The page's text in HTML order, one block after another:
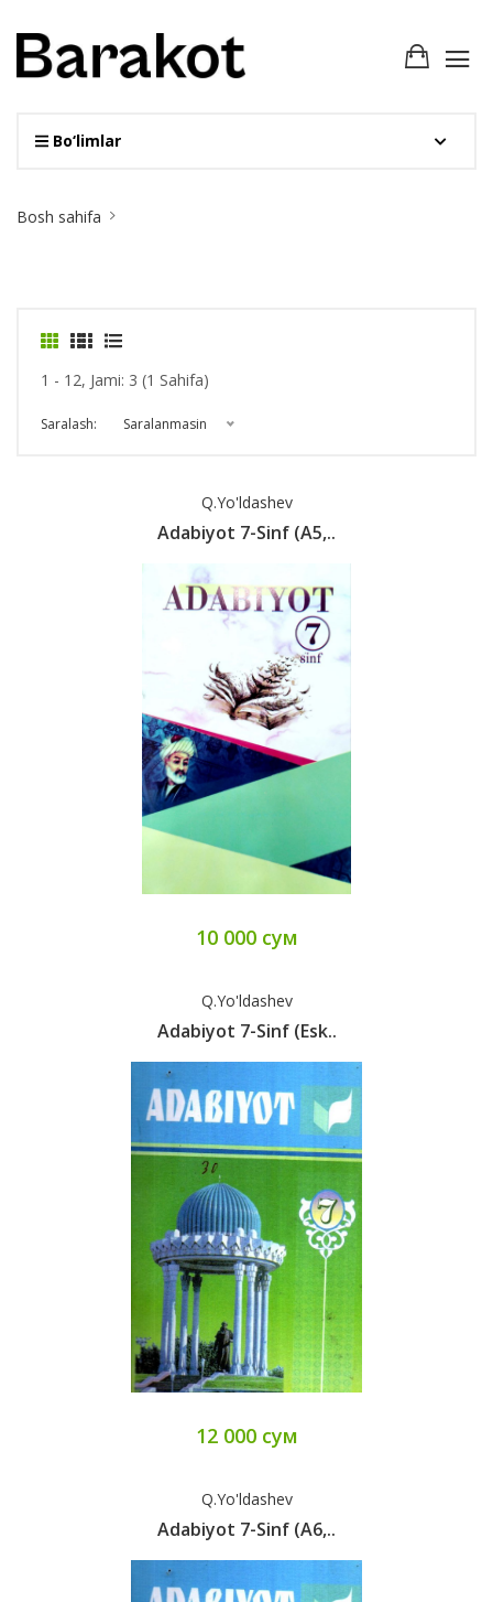
Bo‘limlar
Breadcrumb
Bosh sahifa
1 - 12, Jami: 3 (1 Sahifa)
Saralash: Saralanmasin
Q.Yo'ldashev
Adabiyot 7-Sinf (A5,..
10 000 сум
Q.Yo'ldashev
Adabiyot 7-Sinf (esk..
12 000 сум
Q.Yo'ldashev
Adabiyot 7-Sinf (А6,..